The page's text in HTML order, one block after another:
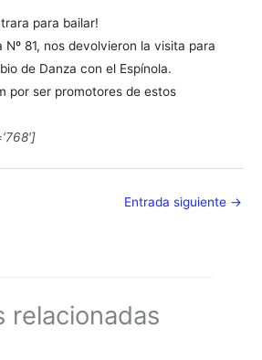
para bailar!
Nº 81, nos devolvieron la visita para
de Danza con el Espínola.
por ser promotores de estos
Entrada siguiente →
relacionadas